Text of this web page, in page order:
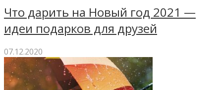
Что дарить на Новый год 2021 —
идеи подарков для друзей
07.12.2020